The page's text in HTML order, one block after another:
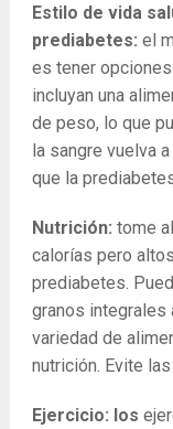
Estilo de vida
prediabetes: el
es tener
incluyan una
de peso, lo que
la sangre vuelva
que la
Nutrición: tome
calorías pero
prediabetes.
granos integrales
variedad de
nutrición. Evite
Ejercicio: los